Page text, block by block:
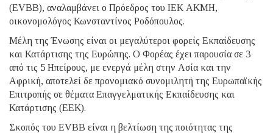
(EVBB), αναλαμβάνει ο Πρόεδρος του ΙΕΚ ΑΚΜΗ,
οικονομολόγος Κωνσταντίνος Ροδόπουλος.
Μέλη της Ένωσης είναι οι μεγαλύτεροι φορείς Εκπαίδευσης
και Κατάρτισης της Ευρώπης. Ο Φορέας έχει παρουσία σε 3
από τις 5 Ηπείρους, με ενεργά μέλη στην Ασία και την
Αφρική, αποτελεί δε προνομιακό συνομιλητή της Ευρωπαϊκής
Επιτροπής σε θέματα Επαγγελματικής Εκπαίδευσης και
Κατάρτισης (ΕΕΚ).
Σκοπός του EVBB είναι η βελτίωση της ποιότητας της